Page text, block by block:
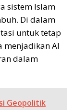
sistem Islam
Di dalam
untuk tetap
menjadikan Al
dalam
Geopolitik